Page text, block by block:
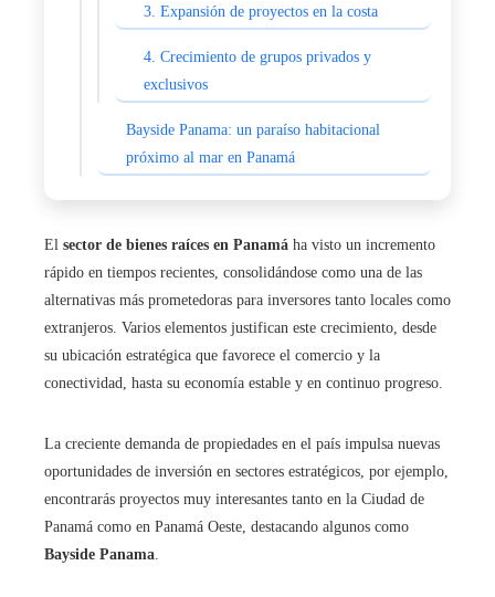
3. Expansión de proyectos en la costa
4. Crecimiento de grupos privados y
exclusivos
Bayside Panama: un paraíso habitacional
próximo al mar en Panamá
El sector de bienes raíces en Panamá ha visto un incremento
rápido en tiempos recientes, consolidándose como una de las
alternativas más prometedoras para inversores tanto locales como
extranjeros. Varios elementos justifican este crecimiento, desde
su ubicación estratégica que favorece el comercio y la
conectividad, hasta su economía estable y en continuo progreso.
La creciente demanda de propiedades en el país impulsa nuevas
oportunidades de inversión en sectores estratégicos, por ejemplo,
encontrarás proyectos muy interesantes tanto en la Ciudad de
Panamá como en Panamá Oeste, destacando algunos como
Bayside Panama